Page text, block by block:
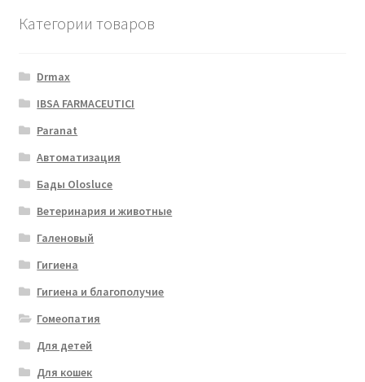
Категории товаров
Drmax
IBSA FARMACEUTICI
Paranat
Автоматизация
Бады Olosluce
Ветеринария и животные
Галеновый
Гигиена
Гигиена и благополучие
Гомеопатия
Для детей
Для кошек